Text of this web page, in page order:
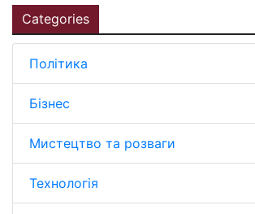
Categories
Політика
Бізнес
Мистецтво та розваги
Технологія